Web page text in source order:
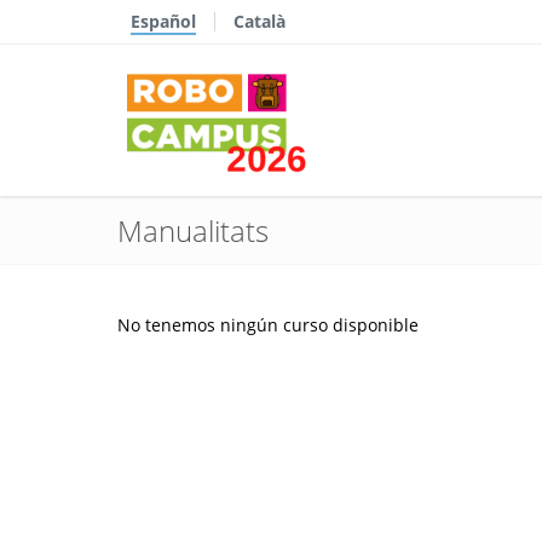
Español Català
Manualitats
No tenemos ningún curso disponible